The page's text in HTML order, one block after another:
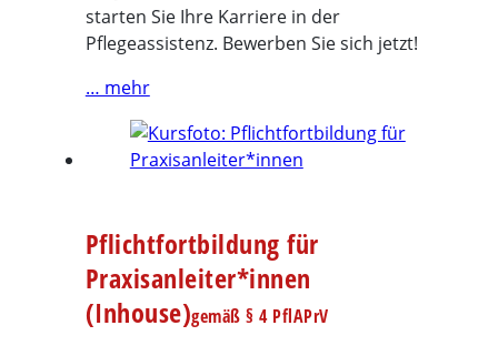
starten Sie Ihre Karriere in der
Pflegeassistenz. Bewerben Sie sich jetzt!
… mehr
Pflichtfortbildung für
Praxisanleiter*innen
(Inhouse)gemäß § 4 PflAPrV